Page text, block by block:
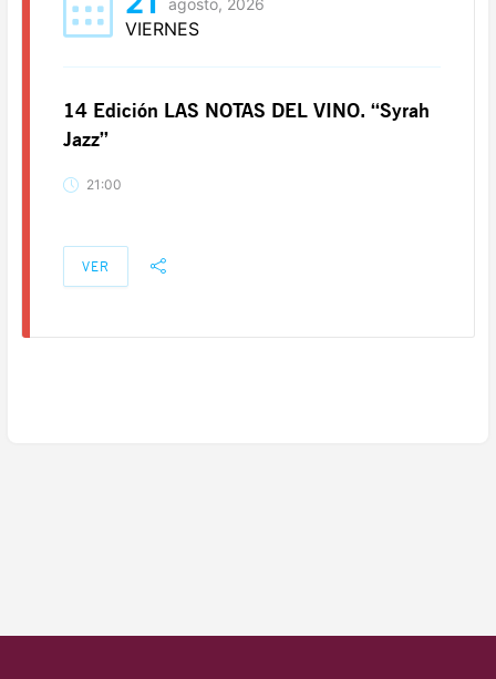
agosto, 2026
VIERNES
14 Edición LAS NOTAS DEL VINO. “Syrah
Jazz”
21:00
VER